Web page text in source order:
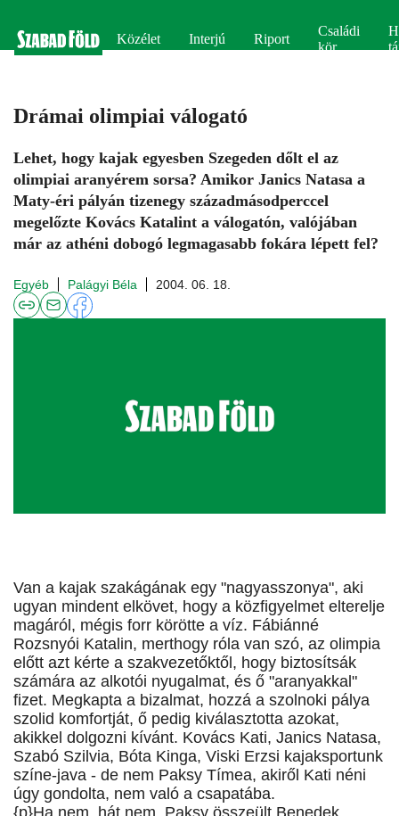
Közélet Interjú Riport
Családi
kör
Drámai olimpiai válogató
Lehet, hogy kajak egyesben Szegeden dőlt el az
olimpiai aranyérem sorsa? Amikor Janics Natasa a
Maty-éri pályán tizenegy századmásodperccel
megelőzte Kovács Katalint a válogatón, valójában
már az athéni dobogó legmagasabb fokára lépett fel?
Egyéb Palágyi Béla 2004. 06. 18.
Van a kajak szakágának egy "nagyasszonya", aki
ugyan mindent elkövet, hogy a közfigyelmet elterelje
magáról, mégis forr körötte a víz. Fábiánné
Rozsnyói Katalin, merthogy róla van szó, az olimpia
előtt azt kérte a szakvezetőktől, hogy biztosítsák
számára az alkotói nyugalmat, és ő "aranyakkal"
fizet. Megkapta a bizalmat, hozzá a szolnoki pálya
szolid komfortját, ő pedig kiválasztotta azokat,
akikkel dolgozni kívánt. Kovács Kati, Janics Natasa,
Szabó Szilvia, Bóta Kinga, Viski Erzsi kajaksportunk
színe-java - de nem Paksy Tímea, akiről Kati néni
úgy gondolta, nem való a csapatába.